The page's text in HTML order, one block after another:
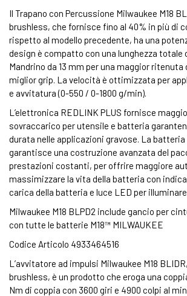
Il Trapano con Percussione Milwaukee M18
brushless, che fornisce fino al 40% in più di
rispetto al modello precedente, ha una
design è compatto con una lunghezza totale
Mandrino da 13 mm per una maggior
miglior grip. La velocità è ottimizzata per
e avvitatura (0-550 / 0-1800 g/min).
L’elettronica REDLINK PLUS fornisce
sovraccarico per utensile e batteria
durata nelle applicazioni gravose. La batteria
garantisce una costruzione avanzata del
prestazioni costanti, per offrire maggiore
massimizzare la vita della batteria con
carica della batteria e luce LED per illuminare
Milwaukee M18 BLPD2 include gancio per
con tutte le batterie M18™ MILWAUKEE
Codice Articolo 4933464516
L’avvitatore ad impulsi Milwaukee M18
brushless, è un prodotto che eroga una
Nm di coppia con 3600 giri e 4900 colpi al